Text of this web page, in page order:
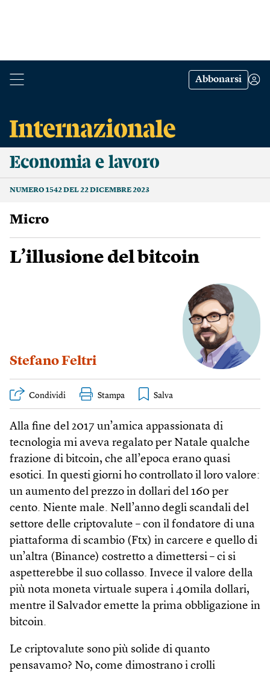
Abbonarsi
Economia e lavoro
NUMERO 1542 DEL 22 DICEMBRE 2023
Micro
L’illusione del bitcoin
Stefano Feltri
Condividi Stampa
Alla fine del 2017 un’amica appassionata di
tecnologia mi aveva regalato per Natale qualche
frazione di bitcoin, che all’epoca erano quasi
esotici. In questi giorni ho controllato il loro valore:
un aumento del prezzo in dollari del 160 per
cento. Niente male. Nell’anno degli scandali del
settore delle criptovalute – con il fondatore di una
piattaforma di scambio (Ftx) in carcere e quello di
un’altra (Binance) costretto a dimettersi – ci si
aspetterebbe il suo collasso. Invece il valore della
più nota moneta virtuale supera i 40mila dollari,
mentre il Salvador emette la prima obbligazione in
bitcoin.
Le criptovalute sono più solide di quanto
pensavamo? No, come dimostrano i crolli